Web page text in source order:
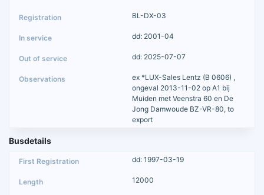
BL-DX-03
dd: 2001-04
dd: 2025-07-07
ex *LUX-Sales Lentz (B 0606) ,
ongeval 2013-11-02 op A1 bij
Muiden met Veenstra 60 en De
Jong Damwoude BZ-VR-80, to
export
Busdetails
dd: 1997-03-19
12000